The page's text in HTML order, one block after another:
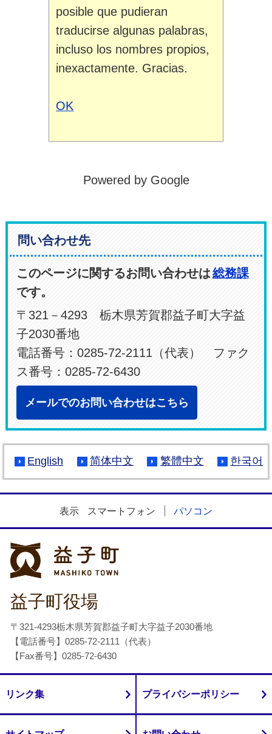
posible que pudieran
traducirse algunas palabras,
incluso los nombres propios,
inexactamente. Gracias.
OK
Powered by Google
問い合わせ先
このページに関するお問い合わせは総務課
です。
〒321－4293 栃木県芳賀郡益子町大字益
子2030番地
電話番号：0285-72-2111（代表） ファク
ス番号：0285-72-6430
メールでのお問い合わせはこちら
English 简体中文 繁體中文 한국어
表示 スマートフォン パソコン
益子町役場
〒321-4293栃木県芳賀郡益子町大字益子2030番地
【電話番号】0285-72-2111（代表）
【Fax番号】0285-72-6430
リンク集 プライバシーポリシー